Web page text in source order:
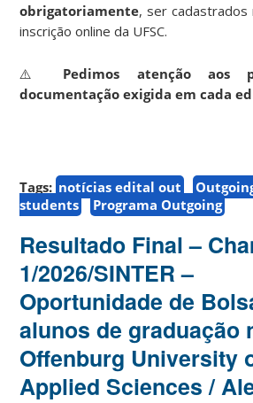
obrigatoriamente, ser cadastrados
inscrição online da UFSC.
⚠️
Pedimos atenção aos
documentação exigida em cada
Tags: notícias edital out
students
Programa Outgoing
Resultado Final –
1/2026/SINTER –
Oportunidade de
alunos de graduação
Offenburg University
Applied Sciences /